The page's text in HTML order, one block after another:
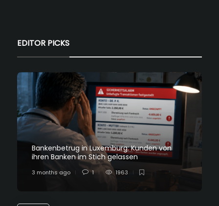
EDITOR PICKS
Bankenbetrug in Luxemburg: Kunden von
ihren Banken im Stich gelassen
3 months ago 1 1963